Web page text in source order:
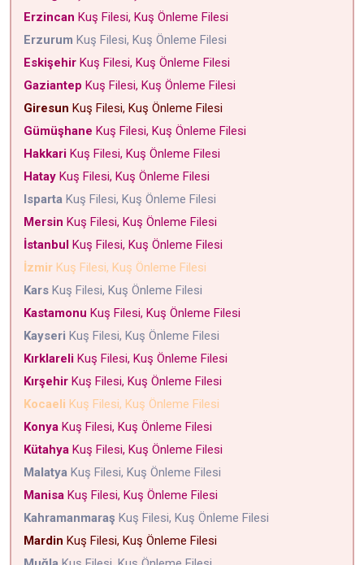
Erzincan Kuş Filesi, Kuş Önleme Filesi
Erzurum Kuş Filesi, Kuş Önleme Filesi
Eskişehir Kuş Filesi, Kuş Önleme Filesi
Gaziantep Kuş Filesi, Kuş Önleme Filesi
Giresun Kuş Filesi, Kuş Önleme Filesi
Gümüşhane Kuş Filesi, Kuş Önleme Filesi
Hakkari Kuş Filesi, Kuş Önleme Filesi
Hatay Kuş Filesi, Kuş Önleme Filesi
Isparta Kuş Filesi, Kuş Önleme Filesi
Mersin Kuş Filesi, Kuş Önleme Filesi
İstanbul Kuş Filesi, Kuş Önleme Filesi
İzmir Kuş Filesi, Kuş Önleme Filesi
Kars Kuş Filesi, Kuş Önleme Filesi
Kastamonu Kuş Filesi, Kuş Önleme Filesi
Kayseri Kuş Filesi, Kuş Önleme Filesi
Kırklareli Kuş Filesi, Kuş Önleme Filesi
Kırşehir Kuş Filesi, Kuş Önleme Filesi
Kocaeli Kuş Filesi, Kuş Önleme Filesi
Konya Kuş Filesi, Kuş Önleme Filesi
Kütahya Kuş Filesi, Kuş Önleme Filesi
Malatya Kuş Filesi, Kuş Önleme Filesi
Manisa Kuş Filesi, Kuş Önleme Filesi
Kahramanmaraş Kuş Filesi, Kuş Önleme Filesi
Mardin Kuş Filesi, Kuş Önleme Filesi